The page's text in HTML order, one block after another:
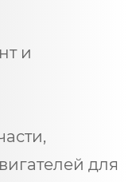
и
для